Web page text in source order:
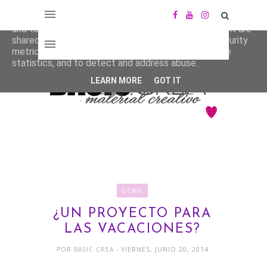
DCWV
¿UN PROYECTO PARA
LAS VACACIONES?
POR BASIC CREA - VIERNES, JUNIO 20, 2014
This site uses cookies from Google to deliver its services
and to analyze traffic. Your IP address and user-agent are
shared with Google along with performance and security
metrics to ensure quality of service, generate usage
statistics, and to detect and address abuse.
LEARN MORE GOT IT